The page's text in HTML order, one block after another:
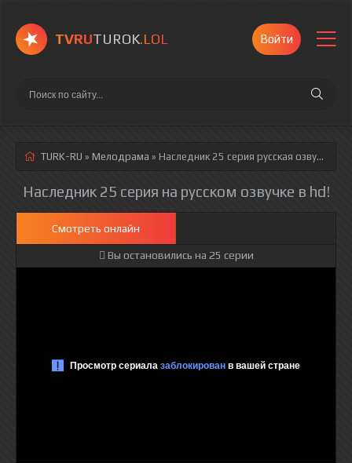
TVRUTUROK.LOL Войти
TURK-RU » Мелодрама » Наследник 25 серия русская озвучка полностью смотреть онлайн!
Наследник 25 серия на русском озвучке в hd!
Смотреть онлайн
Вы остановились на 25 серии